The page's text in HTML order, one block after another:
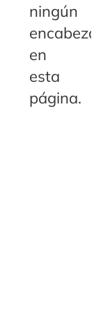
ningún
encabezado
en
esta
página.